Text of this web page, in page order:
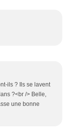
ils ? Ils se lavent
?<br /> Belle,
une bonne